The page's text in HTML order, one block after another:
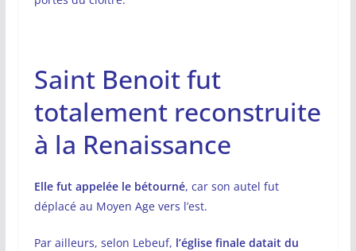
Saint Benoit fut
totalement reconstruite
à la Renaissance
Elle fut appelée le bétourné, car son autel fut
déplacé au Moyen Age vers l’est.
Par ailleurs, selon Lebeuf, l’église finale datait du